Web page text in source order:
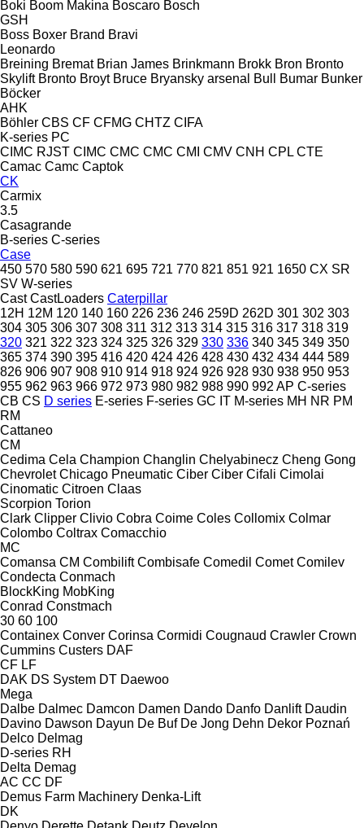
Boki Boom Makina Boscaro Bosch
GSH
Boss Boxer Brand Bravi
Leonardo
Breining Bremat Brian James Brinkmann Brokk Bron Bronto
Skylift Bronto Broyt Bruce Bryansky arsenal Bull Bumar Bunker
Böcker
AHK
Böhler CBS CF CFMG CHTZ CIFA
K-series PC
CIMC RJST CIMC CMC CMC CMI CMV CNH CPL CTE
Camac Camc Captok
CK
Carmix
3.5
Casagrande
B-series C-series
Case
450 570 580 590 621 695 721 770 821 851 921 1650 CX SR
SV W-series
Cast CastLoaders Caterpillar
12H 12M 120 140 160 226 236 246 259D 262D 301 302 303
304 305 306 307 308 311 312 313 314 315 316 317 318 319
320 321 322 323 324 325 326 329 330 336 340 345 349 350
365 374 390 395 416 420 424 426 428 430 432 434 444 589
826 906 907 908 910 914 918 924 926 928 930 938 950 953
955 962 963 966 972 973 980 982 988 990 992 AP C-series
CB CS D series E-series F-series GC IT M-series MH NR PM
RM
Cattaneo
CM
Cedima Cela Champion Changlin Chelyabinecz Cheng Gong
Chevrolet Chicago Pneumatic Ciber Ciber Cifali Cimolai
Cinomatic Citroen Claas
Scorpion Torion
Clark Clipper Clivio Cobra Coime Coles Collomix Colmar
Colombo Coltrax Comacchio
MC
Comansa CM Combilift Combisafe Comedil Comet Comilev
Condecta Conmach
BlockKing MobKing
Conrad Constmach
30 60 100
Containex Conver Corinsa Cormidi Cougnaud Crawler Crown
Cummins Custers DAF
CF LF
DAK DS System DT Daewoo
Mega
Dalbe Dalmec Damcon Damen Dando Danfo Danlift Daudin
Davino Dawson Dayun De Buf De Jong Dehn Dekor Poznań
Delco Delmag
D-series RH
Delta Demag
AC CC DF
Demus Farm Machinery Denka-Lift
DK